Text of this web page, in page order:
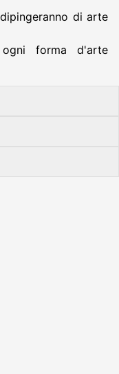
di arte
ogni forma d'arte